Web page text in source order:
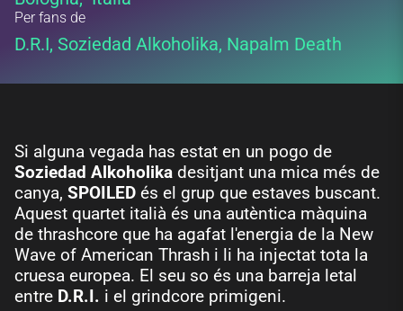
Per fans de
D.R.I, Soziedad Alkoholika, Napalm Death
Si alguna vegada has estat en un pogo de
Soziedad Alkoholika desitjant una mica més de
canya, SPOILED és el grup que estaves buscant.
Aquest quartet italià és una autèntica màquina
de thrashcore que ha agafat l'energia de la New
Wave of American Thrash i li ha injectat tota la
cruesa europea. El seu so és una barreja letal
entre D.R.I. i el grindcore primigeni.